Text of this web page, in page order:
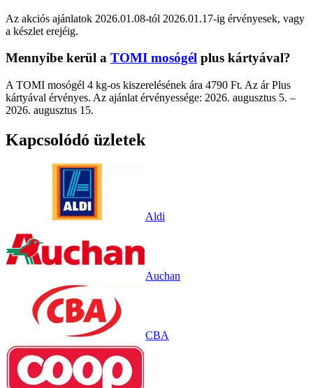
Az akciós ajánlatok 2026.01.08-tól 2026.01.17-ig érvényesek, vagy
a készlet erejéig.
Mennyibe kerül a TOMI mosógél plus kártyával?
A TOMI mosógél 4 kg-os kiszerelésének ára 4790 Ft. Az ár Plus
kártyával érvényes. Az ajánlat érvényessége: 2026. augusztus 5. –
2026. augusztus 15.
Kapcsolódó üzletek
Aldi
Auchan
CBA